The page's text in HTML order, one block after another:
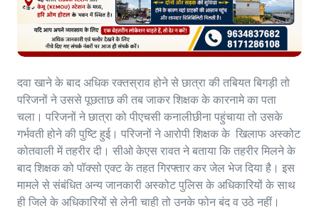
दवा खाने के बाद अधिक रक्तस्राव होने से छात्रा की तबियत बिगड़ी तो
परिजनों ने उससे पूछताछ की तब जाकर शिक्षक के कारनामे का पता
चला। परिजनों ने छात्रा को पीएचसी कनालीछीना पहुंचाया तो उसके
गर्भवती होने की पुष्टि हुई। परिजनों ने आरोपी शिक्षक के खिलाफ अस्कोट
कोतवाली में तहरीर दी। सीओ केएस रावत ने बताया कि तहरीर मिलने के
बाद शिक्षक को पॉक्सो एक्ट के तहत गिरफ्तार कर जेल भेज दिया है। इस
मामले से संबंधित अन्य जानकारी अस्कोट पुलिस के अधिकारियों के साथ
ही जिले के अधिकारियों से लेनी चाही तो उनके फोन बंद व उठे नहीं।